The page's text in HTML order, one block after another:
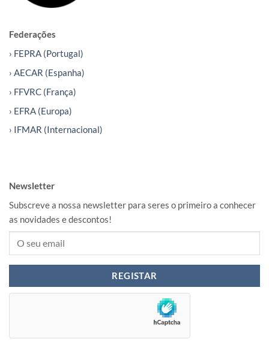
Federações
› FEPRA (Portugal)
› AECAR (Espanha)
› FFVRC (França)
› EFRA (Europa)
› IFMAR (Internacional)
Newsletter
Subscreve a nossa newsletter para seres o primeiro a conhecer
as novidades e descontos!